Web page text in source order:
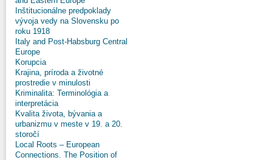
Inštitucionálne predpoklady
vývoja vedy na Slovensku po
roku 1918
Italy and Post-Habsburg Central
Europe
Korupcia
Krajina, príroda a životné
prostredie v minulosti
Kriminalita: Terminológia a
interpretácia
Kvalita života, bývania a
urbanizmu v meste v 19. a 20.
storočí
Local Roots – European
Connections. The Position of